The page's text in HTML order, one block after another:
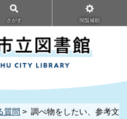
さがす 閲覧補助
質問 > 調べ物をしたい、参考文